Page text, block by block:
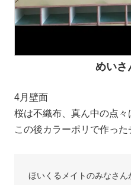
めいさ
4月壁面
桜は不織布、真ん中の点々
この後カラーポリで作った
ほいくるメイトのみなさ